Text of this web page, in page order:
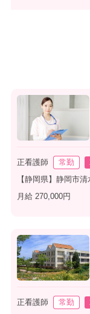
正看護師 常勤
【静岡県】静岡市清
月給 270,000円
正看護師 常勤